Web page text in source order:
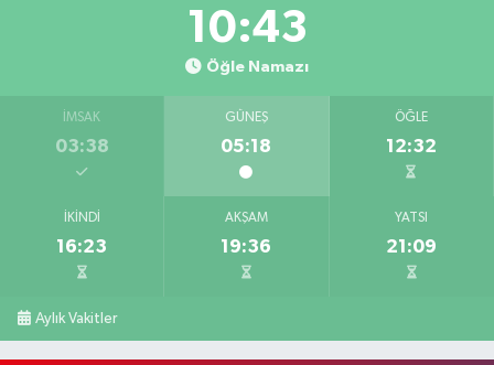
10:43
Öğle Namazı
İMSAK
03:38
GÜNEŞ
05:18
ÖĞLE
12:32
İKINDI
16:23
AKŞAM
19:36
YATSI
21:09
Aylık Vakitler